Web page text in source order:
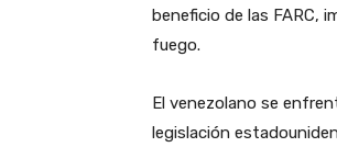
beneficio de las FARC,
fuego.
El venezolano se
legislación